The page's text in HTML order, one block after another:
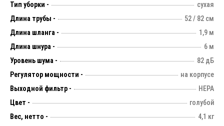
Тип уборки -
сухая
Длина трубы -
52 / 82 см
Длина шланга -
1,9 м
Длина шнура -
6 м
Уровень шума -
82 дБ
Регулятор мощности -
на корпусе
Выходной фильтр -
HEPA
Цвет -
голубой
Вес, нетто -
4,1 кг